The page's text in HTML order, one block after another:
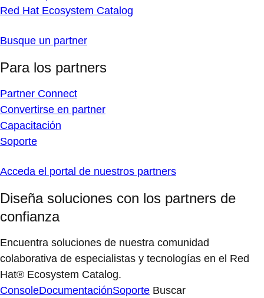
Red Hat Ecosystem Catalog
Busque un partner
Para los partners
Partner Connect
Convertirse en partner
Capacitación
Soporte
Acceda el portal de nuestros partners
Diseña soluciones con los partners de
confianza
Encuentra soluciones de nuestra comunidad
colaborativa de especialistas y tecnologías en el Red
Hat® Ecosystem Catalog.
ConsoleDocumentaciónSoporte Buscar